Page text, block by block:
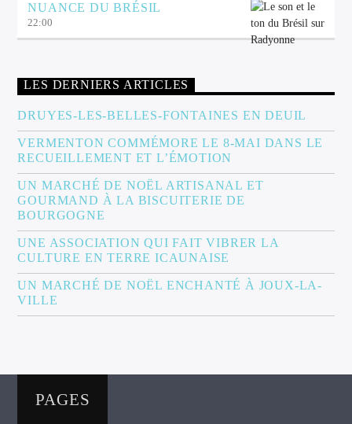
NUANCE DU BRÉSIL
22:00
LES DERNIERS ARTICLES
DRUYES-LES-BELLES-FONTAINES EN DEUIL
VERMENTON COMMÉMORE LE 8-MAI DANS LE
RECUEILLEMENT ET L’ÉMOTION
UN MARCHÉ DE NOËL ARTISANAL ET
GOURMAND À LA BISCUITERIE DE
BOURGOGNE
UNE ASSOCIATION QUI FAIT VIBRER LA
CULTURE EN TERRE ICAUNAISE
UN MARCHÉ DE NOËL ENCHANTÉ À JOUX-LA-
VILLE
PAGES